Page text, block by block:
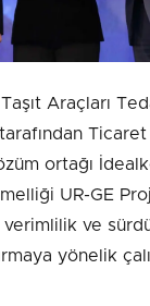
Araçları
Ticaret
ortağı
UR-GE
ve
yönelik